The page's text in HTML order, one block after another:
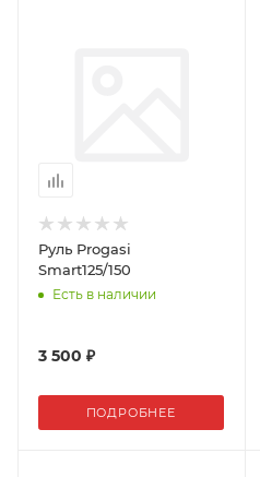
Руль Progasi
Smart125/150
Есть в наличии
3 500 ₽
ПОДРОБНЕЕ